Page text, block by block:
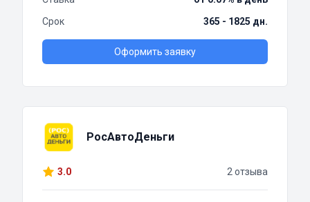
Срок
365 - 1825 дн.
Оформить заявку
РосАвтоДеньги
3.0 2 отзыва